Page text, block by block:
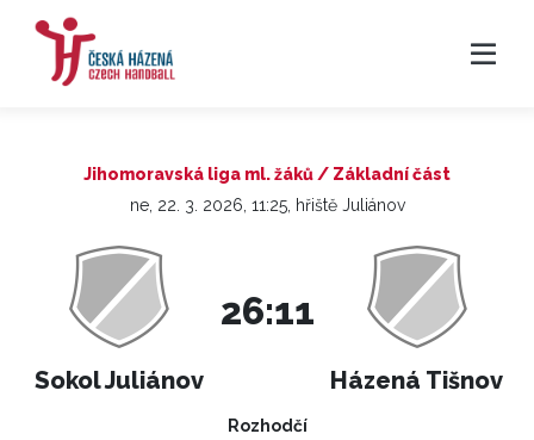
Jihomoravská liga ml. žáků / Základní část
ne, 22. 3. 2026, 11:25, hřiště Juliánov
Sokol Juliánov
26:11
Házená Tišnov
Rozhodčí